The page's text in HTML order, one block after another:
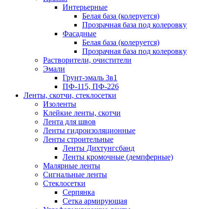
Интерьерные
Белая база (колеруется)
Прозрачная база под колеровку
Фасадные
Белая база (колеруется)
Прозрачная база под колеровку
Растворители, очистители
Эмали
Грунт-эмаль 3в1
ПФ-115, ПФ-226
Ленты, скотчи, стеклосетки
Изоленты
Клейкие ленты, скотчи
Лента для швов
Ленты гидроизоляционные
Ленты строительные
Ленты Дихтунгсбанд
Ленты кромочные (демпферные)
Малярные ленты
Сигнальные ленты
Стеклосетки
Серпянка
Сетка армирующая